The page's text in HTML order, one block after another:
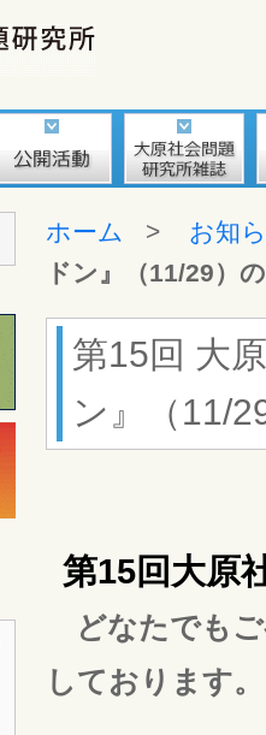
ホーム > お知
ドン』（11/29）
第15回 大
ン』（11/
第15回大原
どなたでも
しております。